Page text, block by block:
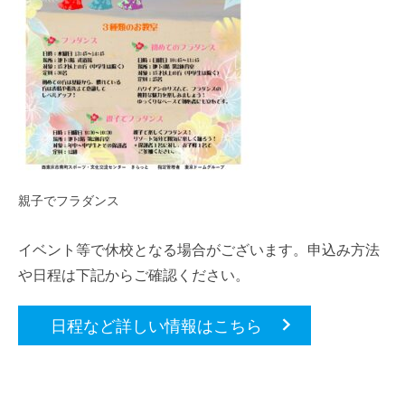
親子でフラダンス
イベント等で休校となる場合がございます。申込み方法
や日程は下記からご確認ください。
日程など詳しい情報はこちら